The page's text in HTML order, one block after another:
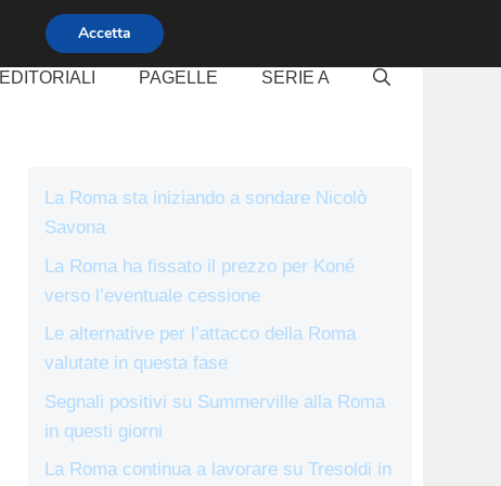
EDITORIALI PAGELLE SERIE A
La Roma sta iniziando a sondare Nicolò
Savona
La Roma ha fissato il prezzo per Koné
verso l’eventuale cessione
Le alternative per l’attacco della Roma
valutate in questa fase
Segnali positivi su Summerville alla Roma
in questi giorni
La Roma continua a lavorare su Tresoldi in
Accetta